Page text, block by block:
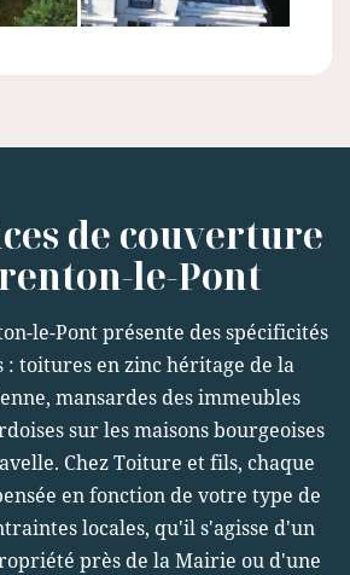
de couverture
le-Pont
le-Pont présente des spécificités
: toitures en zinc héritage de la
mansardes des immeubles
sur les maisons bourgeoises
Chez Toiture et fils, chaque
en fonction de votre type de
locales, qu'il s'agisse d'un
près de la Mairie ou d'une